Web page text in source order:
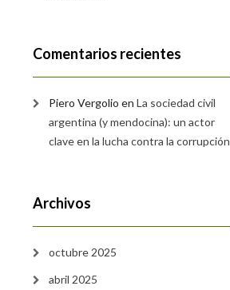
Comentarios recientes
Piero Vergolio en La sociedad civil
argentina (y mendocina): un actor
clave en la lucha contra la corrupción
Archivos
octubre 2025
abril 2025